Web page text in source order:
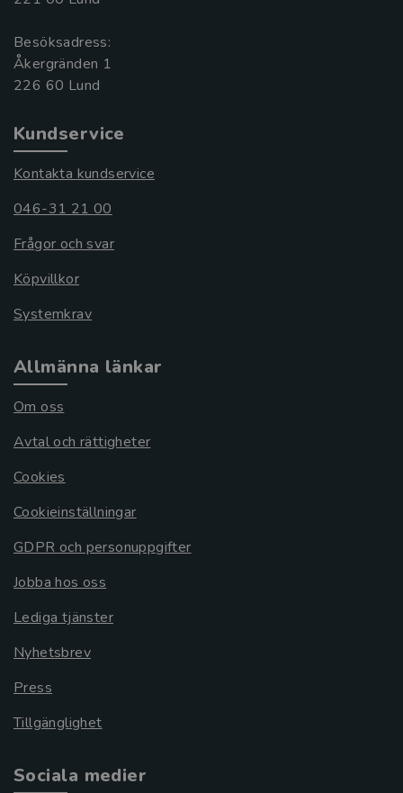
Besöksadress:
Åkergränden 1
Kundservice
Kontakta kundservice
046-31 21 00
Frågor och svar
Köpvillkor
Systemkrav
Allmänna länkar
Om oss
Avtal och rättigheter
Cookies
Cookieinställningar
GDPR och personuppgifter
Jobba hos oss
Lediga tjänster
Nyhetsbrev
Press
Tillgänglighet
Sociala medier